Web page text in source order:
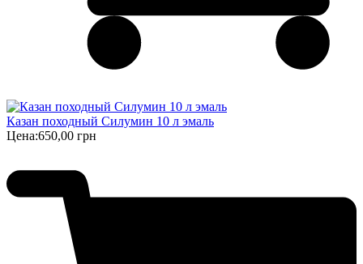
Казан походный Силумин 10 л эмаль
Цена:650,00 грн